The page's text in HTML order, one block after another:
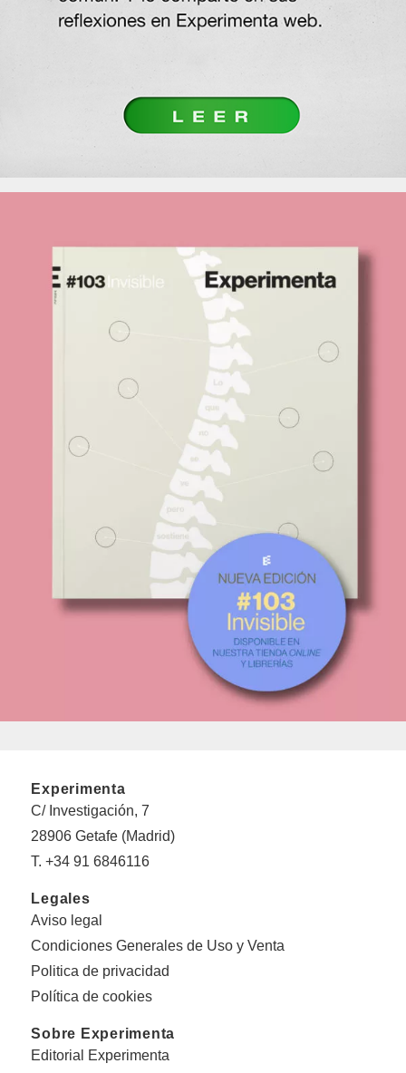
Experimenta
C/ Investigación, 7
28906 Getafe (Madrid)
T. +34 91 6846116
Legales
Aviso legal
Condiciones Generales de Uso y Venta
Politica de privacidad
Política de cookies
Sobre Experimenta
Editorial Experimenta